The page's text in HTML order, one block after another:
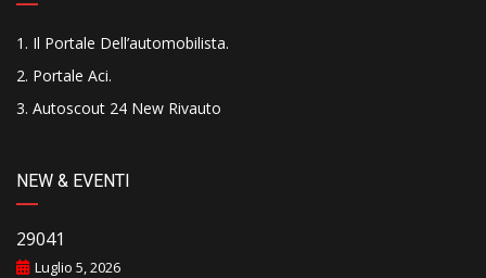
Il Portale Dell’automobilista.
Portale Aci.
Autoscout 24 New Rivauto
NEW & EVENTI
29041
Luglio 5, 2026